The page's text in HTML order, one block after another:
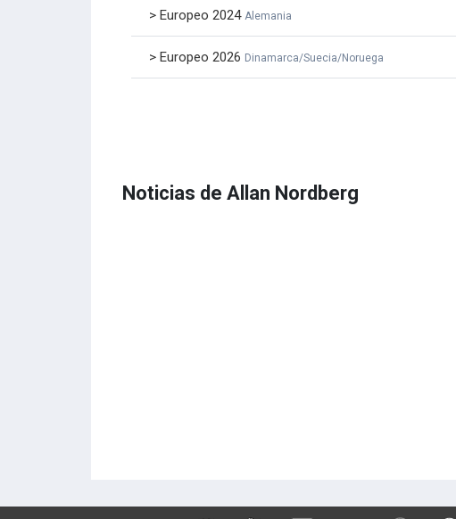
> Europeo 2024 Alemania
> Europeo 2026 Dinamarca/Suecia/Noruega
Noticias de Allan Nordberg